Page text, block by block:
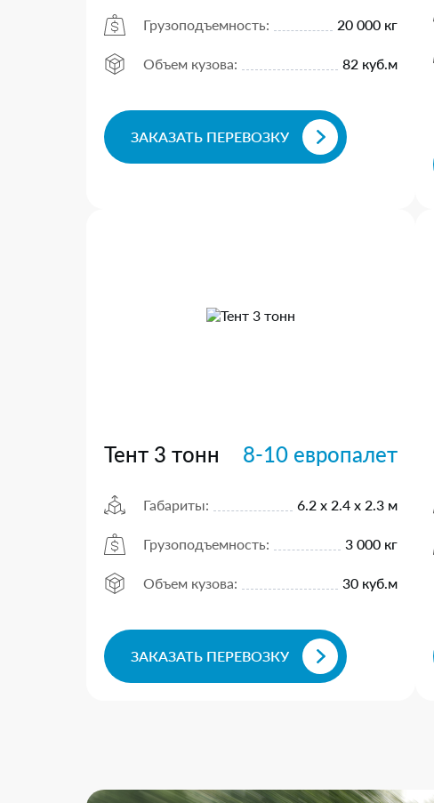
Грузоподъемность: 20 000 кг
Объем кузова: 82 куб.м
ЗАКАЗАТЬ ПЕРЕВОЗКУ
Тент 3 тонн 8-10 европалет
Габариты: 6.2 х 2.4 х 2.3 м
Грузоподъемность: 3 000 кг
Объем кузова: 30 куб.м
ЗАКАЗАТЬ ПЕРЕВОЗКУ